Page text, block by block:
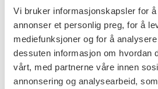
Vi bruker informasjonskapsler for
annonser et personlig preg, for å
mediefunksjoner og for å
dessuten informasjon om hvordan
vårt, med partnerne våre innen
annonsering og analysearbeid,
Teknikk og
materiale
Oljemaling på